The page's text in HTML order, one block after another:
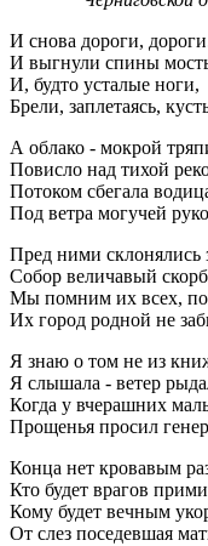
И снова дороги,
И выгнули спины
И, будто усталые ноги,
Брели, заплетаясь,
А облако - мокрой
Повисло над тихой
Потоком сбегала
Под ветра могучей
Пред ними склонялись
Собор величавый
Мы помним их всех,
Их город родной не
Я знаю о том не из
Я слышала - ветер
Когда у вчерашних
Прощенья просил
Конца нет кровавым
Кто будет врагов
Кому будет вечным
От слез поседевшая